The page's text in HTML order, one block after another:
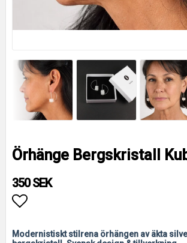
Örhänge Bergskristall
350 SEK
Modernistiskt stilrena örhängen av äkta